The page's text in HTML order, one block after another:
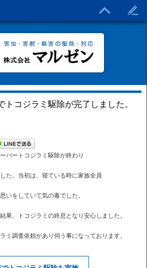
トコジラミ駆除が完了しました。
パートコジラミ駆除が終わり
た。当初は、寝ている時に家族全員
いをしていて気の毒でした。
果、トコジラミの終息となり安心しました。
ミ調査依頼があり伺う事になっております。